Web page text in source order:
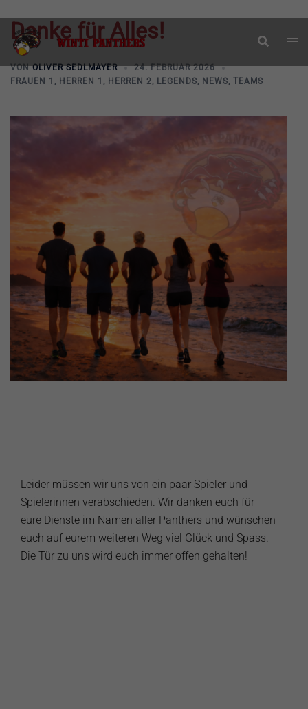
Zum
Inhalt
springen
Suche
Danke für Alles!
VONOLIVER SEDLMAYER
24. FEBRUAR 2026
FRAUEN 1 , HERREN 1 , HERREN 2, LEGENDS, NEWS, TEAMS
Leider müssen wir uns von ein paar Spieler und
Spielerinnen verabschieden. Wir danken euch für
eure Dienste im Namen aller Panthers und wünschen
euch auf eurem weiteren Weg viel Glück und Spass.
Die Tür zu uns wird euch immer offen gehalten!